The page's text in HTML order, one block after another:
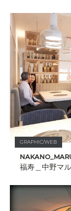
GRAPHIC/WEB
福寿＿中野マ